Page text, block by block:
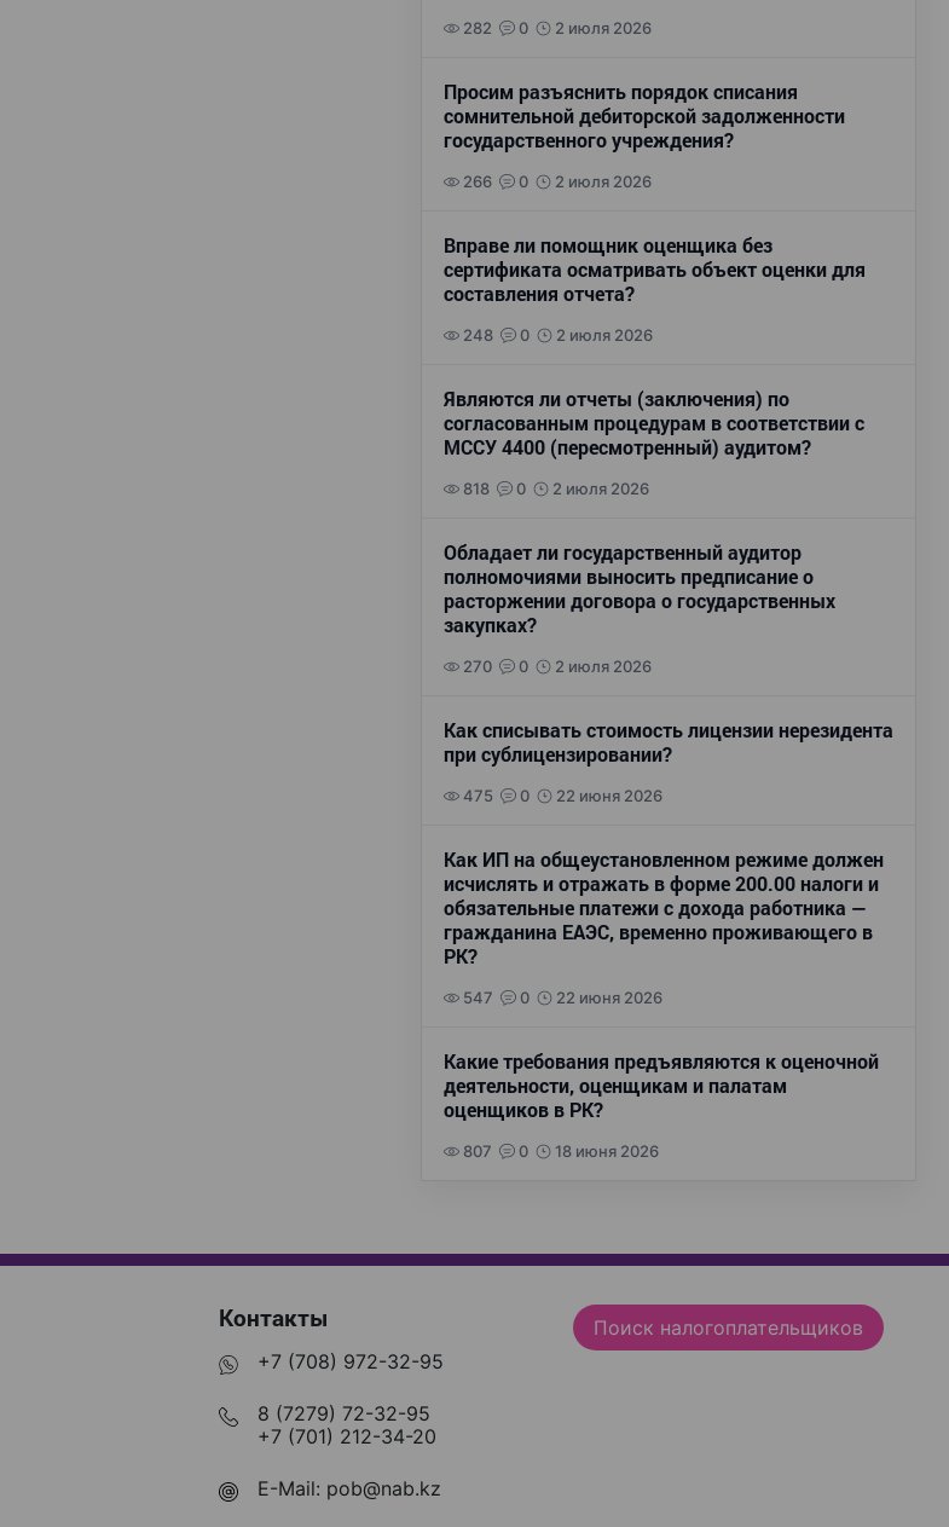
282 0 2 июля 2026
Просим разъяснить порядок списания
сомнительной дебиторской задолженности
государственного учреждения?
266 0 2 июля 2026
Вправе ли помощник оценщика без
сертификата осматривать объект оценки для
составления отчета?
248 0 2 июля 2026
Являются ли отчеты (заключения) по
согласованным процедурам в соответствии с
МССУ 4400 (пересмотренный) аудитом?
818 0 2 июля 2026
Обладает ли государственный аудитор
полномочиями выносить предписание о
расторжении договора о государственных
закупках?
270 0 2 июля 2026
Как списывать стоимость лицензии нерезидента
при сублицензировании?
475 0 22 июня 2026
Как ИП на общеустановленном режиме должен
исчислять и отражать в форме 200.00 налоги и
обязательные платежи с дохода работника —
гражданина ЕАЭС, временно проживающего в
РК?
547 0 22 июня 2026
Какие требования предъявляются к оценочной
деятельности, оценщикам и палатам
оценщиков в РК?
807 0 18 июня 2026
Контакты
+7 (708) 972-32-95
8 (7279) 72-32-95
+7 (701) 212-34-20
E-Mail: pob@nab.kz
Поиск налогоплательщиков